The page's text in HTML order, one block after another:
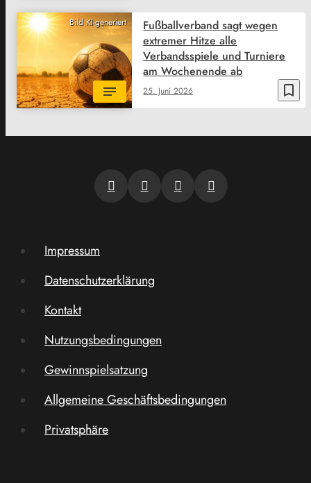
Bild KI-generiert
bookmark_border
25. Juni 2026
Fußballverband sagt wegen
extremer Hitze alle
Verbandsspiele und Turniere
am Wochenende ab
Impressum
Datenschutzerklärung
Kontakt
Nutzungsbedingungen
Gewinnspielsatzung
Allgemeine Geschäftsbedingungen
Privatsphäre